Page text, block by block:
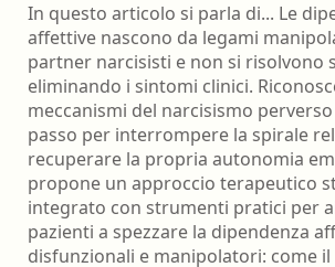
In questo articolo si parla di... Le
affettive nascono da legami
partner narcisisti e non si risolvono
eliminando i sintomi clinici.
meccanismi del narcisismo
passo per interrompere la spirale
recuperare la propria autonomia
propone un approccio terapeutico
integrato con strumenti pratici per
pazienti a spezzare la dipendenza
disfunzionali e manipolatori: come